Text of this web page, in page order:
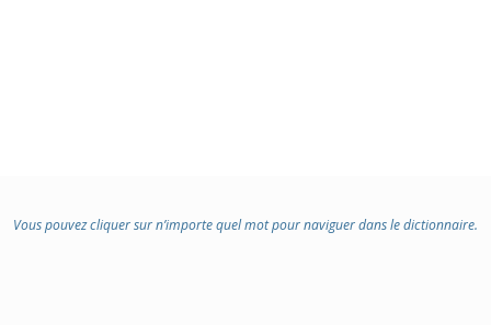
Vous pouvez cliquer sur n’importe quel mot pour naviguer dans le dictionnaire.